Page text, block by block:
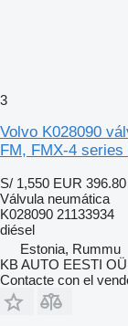
3
Volvo K028090
FM, FMX-4
S/ 1,550 EUR 396.80
Válvula neumática
K028090 21133934
diésel
Estonia, Rummu
KB AUTO EESTI OÜ
Contacte con el